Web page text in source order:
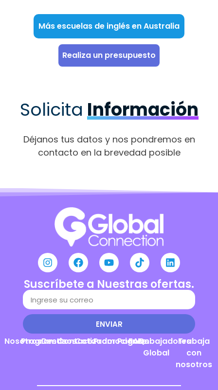
Más escuelas de inglés en Australia
Realiza un presupuesto
Solicita Información
Déjanos tus datos y nos pondremos en
contacto en la brevedad posible
Suscríbete a Nuestras ofertas.
ENVIAR
Nosotros
Programas
Destinos
Contacto
Cotizador
Promociones
Pagos
FAQs
Embajadores
Global
Trabaja
con
nosotros